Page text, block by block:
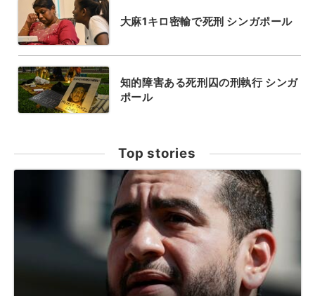
大麻1キロ密輸で死刑 シンガポール
知的障害ある死刑囚の刑執行 シンガ
ポール
Top stories